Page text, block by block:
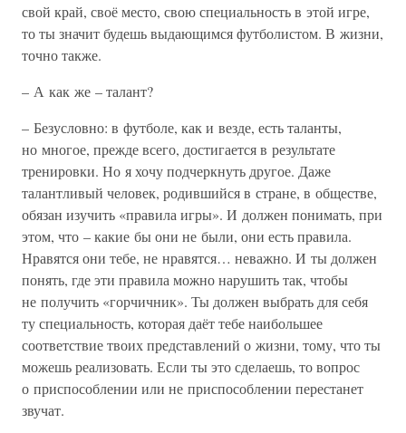
свой край, своё место, свою специальность в этой игре,
то ты значит будешь выдающимся футболистом. В жизни,
точно также.
– А как же – талант?
– Безусловно: в футболе, как и везде, есть таланты,
но многое, прежде всего, достигается в результате
тренировки. Но я хочу подчеркнуть другое. Даже
талантливый человек, родившийся в стране, в обществе,
обязан изучить «правила игры». И должен понимать, при
этом, что – какие бы они не были, они есть правила.
Нравятся они тебе, не нравятся… неважно. И ты должен
понять, где эти правила можно нарушить так, чтобы
не получить «горчичник». Ты должен выбрать для себя
ту специальность, которая даёт тебе наибольшее
соответствие твоих представлений о жизни, тому, что ты
можешь реализовать. Если ты это сделаешь, то вопрос
о приспособлении или не приспособлении перестанет
звучат.